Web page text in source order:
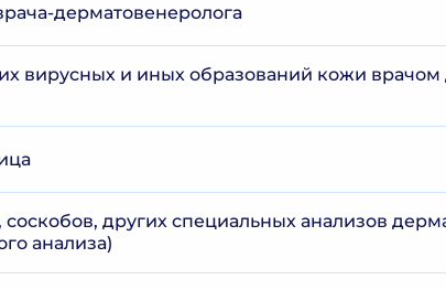
дерматовенеролога
вирусных и иных образований кожи врачом
соскобов, других специальных анализов
анализа)